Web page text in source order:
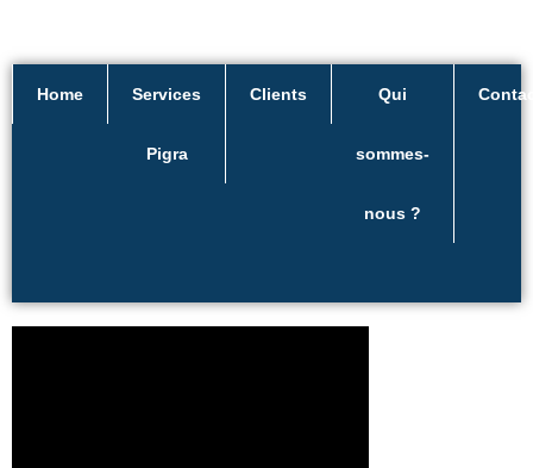
Home Services
Pigra
Clients Qui
sommes-
nous ?